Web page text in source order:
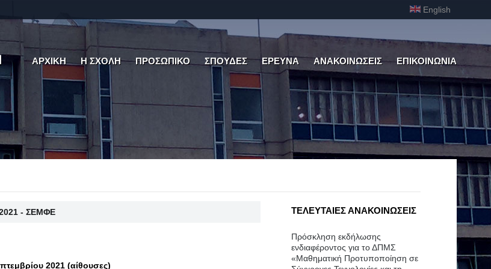
English
ΑΡΧΙΚΗ Η ΣΧΟΛΗ ΠΡΟΣΩΠΙΚΟ ΣΠΟΥΔΕΣ ΕΡΕΥΝΑ ΑΝΑΚΟΙΝΩΣΕΙΣ ΕΠΙΚΟΙΝΩΝΙΑ
- ΣΕΜΦΕ
2021 (αίθουσες)
ΤΕΛΕΥΤΑΙΕΣ ΑΝΑΚΟΙΝΩΣΕΙΣ
Πρόσκληση εκδήλωσης
ενδιαφέροντος για το ΔΠΜΣ
«Μαθηματική Προτυποποίηση σε